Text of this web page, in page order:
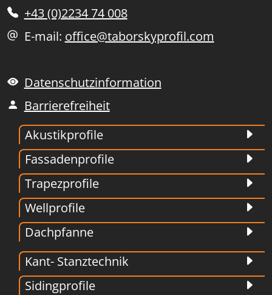
+43 (0)2234 74 008
E-mail: office@taborskyprofil.com
Datenschutzinformation
Barrierefreiheit
Akustikprofile
Fassadenprofile
Trapezprofile
Wellprofile
Dachpfanne
Kant- Stanztechnik
Sidingprofile